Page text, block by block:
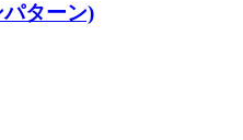
パターン)